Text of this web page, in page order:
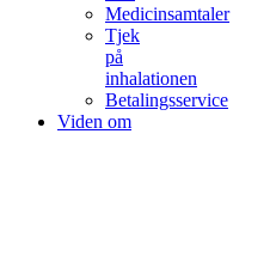
Medicinsamtaler
Tjek
på
inhalationen
Betalingsservice
Viden om